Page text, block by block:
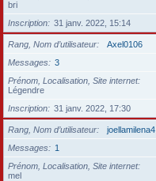
bri
Inscription
31 janv. 2022, 15:14
Rang, Nom d’utilisateur
Axel0106
Messages
3
Prénom, Localisation, Site internet
Légendre
Inscription
31 janv. 2022, 17:30
Rang, Nom d’utilisateur
joellamilena4
Messages
1
Prénom, Localisation, Site internet
mel